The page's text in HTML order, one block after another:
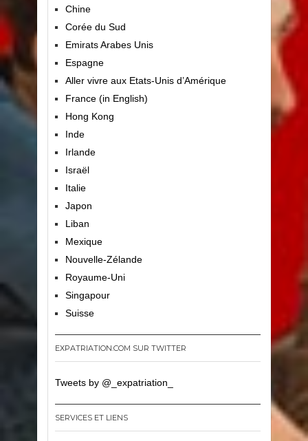
Chine
Corée du Sud
Emirats Arabes Unis
Espagne
Aller vivre aux Etats-Unis d’Amérique
France (in English)
Hong Kong
Inde
Irlande
Israël
Italie
Japon
Liban
Mexique
Nouvelle-Zélande
Royaume-Uni
Singapour
Suisse
EXPATRIATION.COM SUR TWITTER
Tweets by @_expatriation_
SERVICES ET LIENS